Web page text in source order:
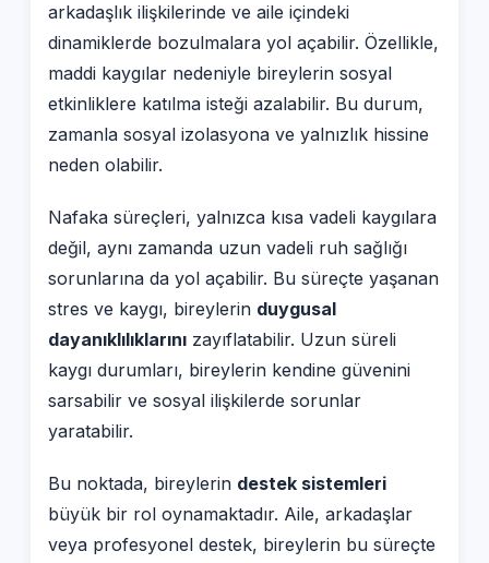
arkadaşlık ilişkilerinde ve aile içindeki
dinamiklerde bozulmalara yol açabilir. Özellikle,
maddi kaygılar nedeniyle bireylerin sosyal
etkinliklere katılma isteği azalabilir. Bu durum,
zamanla sosyal izolasyona ve yalnızlık hissine
neden olabilir.
Nafaka süreçleri, yalnızca kısa vadeli kaygılara
değil, aynı zamanda uzun vadeli ruh sağlığı
sorunlarına da yol açabilir. Bu süreçte yaşanan
stres ve kaygı, bireylerin duygusal
dayanıklılıklarını zayıflatabilir. Uzun süreli
kaygı durumları, bireylerin kendine güvenini
sarsabilir ve sosyal ilişkilerde sorunlar
yaratabilir.
Bu noktada, bireylerin destek sistemleri
büyük bir rol oynamaktadır. Aile, arkadaşlar
veya profesyonel destek, bireylerin bu süreçte